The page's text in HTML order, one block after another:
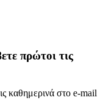
πρώτοι τις
καθημερινά στο e-mail